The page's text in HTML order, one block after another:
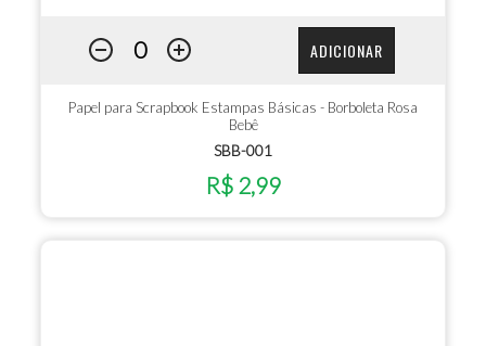
ADICIONAR
Papel para Scrapbook Estampas Básicas - Borboleta Rosa
Bebê
SBB-001
R$ 2,99